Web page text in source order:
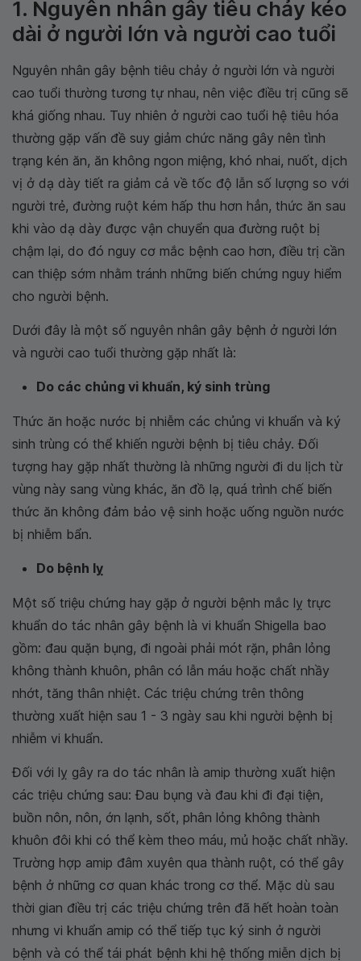
1. Nguyên nhân gây tiêu chảy kéo
dài ở người lớn và người cao tuổi
Nguyên nhân gây bệnh tiêu chảy ở người lớn và người
cao tuổi thường tương tự nhau, nên việc điều trị cũng sẽ
khá giống nhau. Tuy nhiên ở người cao tuổi hệ tiêu hóa
thường gặp vấn đề suy giảm chức năng gây nên tình
trạng kén ăn, ăn không ngon miệng, khó nhai, nuốt, dịch
vị ở dạ dày tiết ra giảm cả về tốc độ lẫn số lượng so với
người trẻ, đường ruột kém hấp thu hơn hẳn, thức ăn sau
khi vào dạ dày được vận chuyển qua đường ruột bị
chậm lại, do đó nguy cơ mắc bệnh cao hơn, điều trị cần
can thiệp sớm nhằm tránh những biến chứng nguy hiểm
cho người bệnh.
Dưới đây là một số nguyên nhân gây bệnh ở người lớn
và người cao tuổi thường gặp nhất là:
Do các chủng vi khuẩn, ký sinh trùng
Thức ăn hoặc nước bị nhiễm các chủng vi khuẩn và ký
sinh trùng có thể khiến người bệnh bị tiêu chảy. Đối
tượng hay gặp nhất thường là những người đi du lịch từ
vùng này sang vùng khác, ăn đồ lạ, quá trình chế biến
thức ăn không đảm bảo vệ sinh hoặc uống nguồn nước
bị nhiễm bẩn.
Do bệnh lỵ
Một số triệu chứng hay gặp ở người bệnh mắc lỵ trực
khuẩn do tác nhân gây bệnh là vi khuẩn Shigella bao
gồm: đau quặn bụng, đi ngoài phải mót rặn, phân lỏng
không thành khuôn, phân có lẫn máu hoặc chất nhầy
nhớt, tăng thân nhiệt. Các triệu chứng trên thông
thường xuất hiện sau 1 - 3 ngày sau khi người bệnh bị
nhiễm vi khuẩn.
Đối với lỵ gây ra do tác nhân là amip thường xuất hiện
các triệu chứng sau: Đau bụng và đau khi đi đại tiện,
buồn nôn, nôn, ớn lạnh, sốt, phân lỏng không thành
khuôn đôi khi có thể kèm theo máu, mủ hoặc chất nhầy.
Trường hợp amip đâm xuyên qua thành ruột, có thể gây
bệnh ở những cơ quan khác trong cơ thể. Mặc dù sau
thời gian điều trị các triệu chứng trên đã hết hoàn toàn
nhưng vi khuẩn amip có thể tiếp tục ký sinh ở người
bệnh và có thể tái phát bệnh khi hệ thống miễn dịch bị